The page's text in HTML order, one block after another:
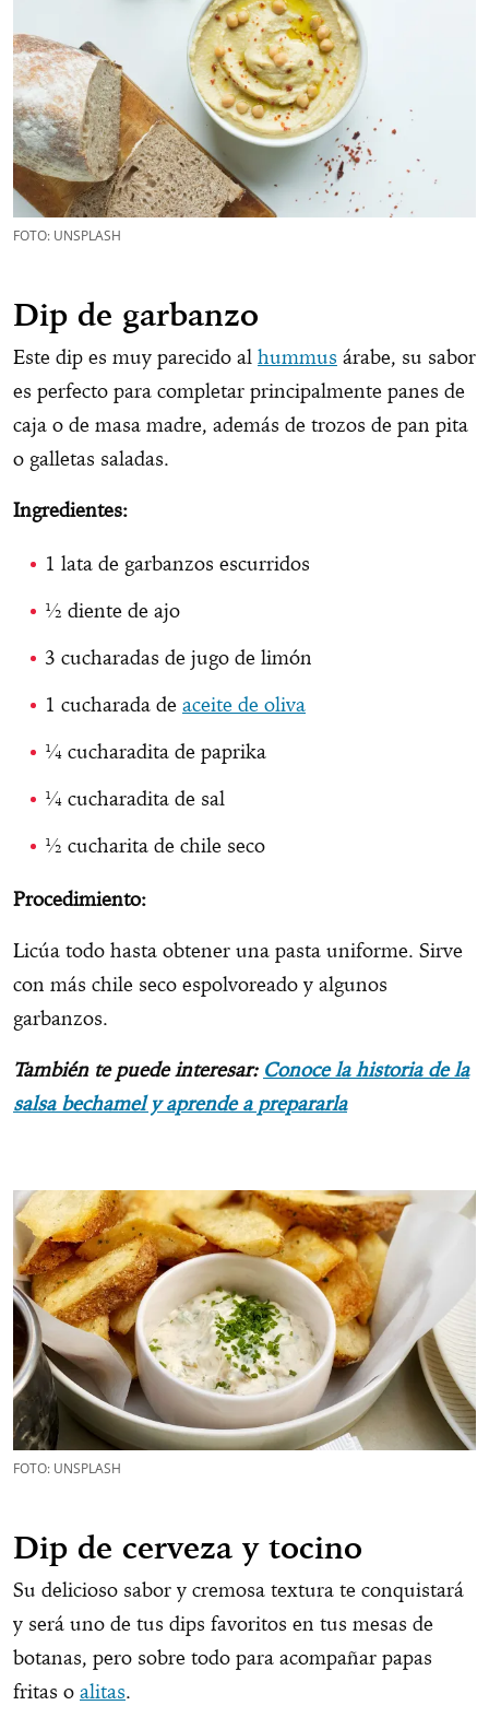
FOTO: UNSPLASH
Dip de garbanzo
Este dip es muy parecido al hummus árabe, su sabor
es perfecto para completar principalmente panes de
caja o de masa madre, además de trozos de pan pita
o galletas saladas.
Ingredientes:
1 lata de garbanzos escurridos
½ diente de ajo
3 cucharadas de jugo de limón
1 cucharada de aceite de oliva
¼ cucharadita de paprika
¼ cucharadita de sal
½ cucharita de chile seco
Procedimiento:
Licúa todo hasta obtener una pasta uniforme. Sirve
con más chile seco espolvoreado y algunos
garbanzos.
También te puede interesar: Conoce la historia de la
salsa bechamel y aprende a prepararla
FOTO: UNSPLASH
Dip de cerveza y tocino
Su delicioso sabor y cremosa textura te conquistará
y será uno de tus dips favoritos en tus mesas de
botanas, pero sobre todo para acompañar papas
fritas o alitas.